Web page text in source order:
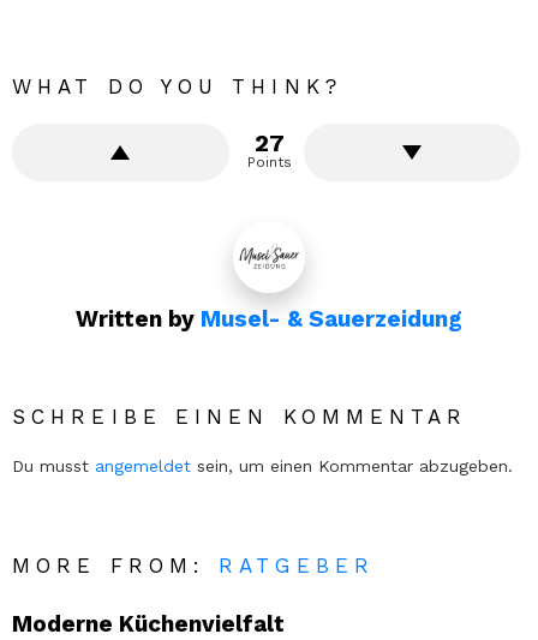
WHAT DO YOU THINK?
27
Points
Written by Musel- & Sauerzeidung
SCHREIBE EINEN KOMMENTAR
Du musst angemeldet sein, um einen Kommentar abzugeben.
MORE FROM: RATGEBER
Moderne Küchenvielfalt